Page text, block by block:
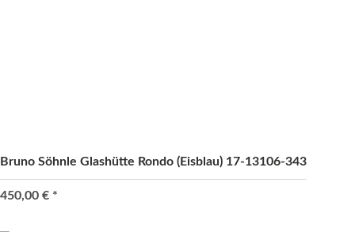
Bruno Söhnle Glashütte Rondo (Eisblau) 17-13106-343
450,00 € *